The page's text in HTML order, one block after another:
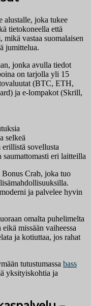
alustalle, joka tukee
tietokoneella että
vastaa suomalaisen
jumittelua.
jonka avulla tiedot
on tarjolla yli 15
(BTC, ETH,
ja e-lompakot (Skrill,
selkeä
sovellusta
eri laitteilla
Bonus Crab, joka tuo
ja palvelee hyvin
omalta puhelimelta
missään vaiheessa
ja kotiuttaa, jos rahat
tutustumassa bass
yksityiskohtia ja